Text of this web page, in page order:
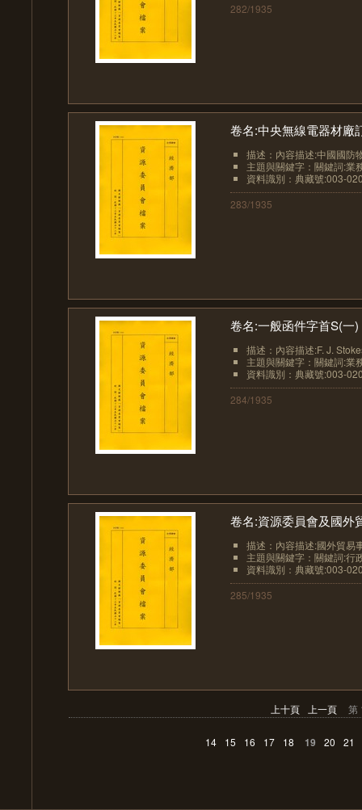
282/1935
卷名:中央無線電器材廠
描述：內容描述:中國國防
主題與關鍵字：關鍵詞:業
資料識別：典藏號:003-
283/1935
卷名:一般函件字首S(一
描述：內容描述:F. J.
主題與關鍵字：關鍵詞:業
資料識別：典藏號:003-
284/1935
卷名:資源委員會及國外
描述：內容描述:國外貿易
主題與關鍵字：關鍵詞:行
資料識別：典藏號:003-
285/1935
上十頁 上一頁 第
14 15 16 17 18 19 20 21